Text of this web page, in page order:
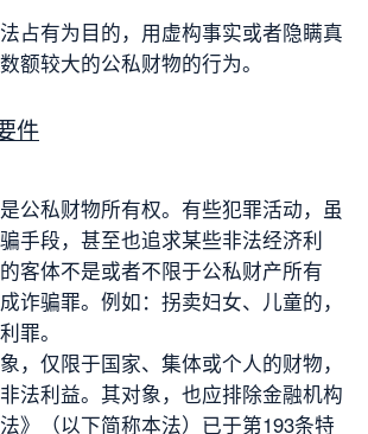
占有为目的，用虚构事实或者隐瞒真
额较大的公私财物的行为。
件
公私财物所有权。有些犯罪活动，虽
手段，甚至也追求某些非法经济利
客体不是或者不限于公私财产所有
诈骗罪。例如：拐卖妇女、儿童的，
罪。
，仅限于国家、集体或个人的财物，
法利益。其对象，也应排除金融机构
》（以下简称本法）已于第193条特